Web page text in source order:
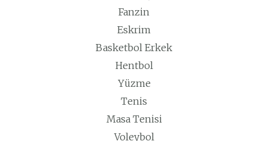
Fanzin
Eskrim
Basketbol Erkek
Hentbol
Yüzme
Tenis
Masa Tenisi
Voleybol